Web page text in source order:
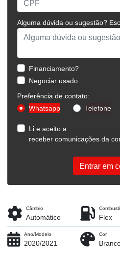
Alguma dúvida ou sugestão?
Financiamento?
Negociar usado
Preferência de contato:
Whatsapp
Telefone
Li e aceito a
receber comunicações da
Entrar em
Câmbio
Automático Flex
Ano/Modelo
2020/2021
Cor